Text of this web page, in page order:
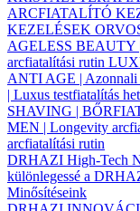
ARCFIATALÍTÓ
KEZELÉSEK
AGELESS BEAUTY
arcfiatalítási rutin
ANTI AGE | Azonnali
| Luxus testfiatalítás
SHAVING |
MEN | Longevity
arcfiatalítási rutin
DRHAZI High-Tech
különlegessé a
Minősítéseink